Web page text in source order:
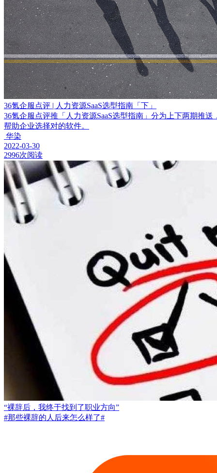
36氪企服点评 | 人力资源SaaS选型指南「下」
36氪企服点评推「人力资源SaaS选型指南」分为上下两期推
帮助企业选择对的软件。
华染
2022-03-30
2996次阅读
“裸辞后，我终于找到了职业方向”
#那些裸辞的人后来怎么样了#